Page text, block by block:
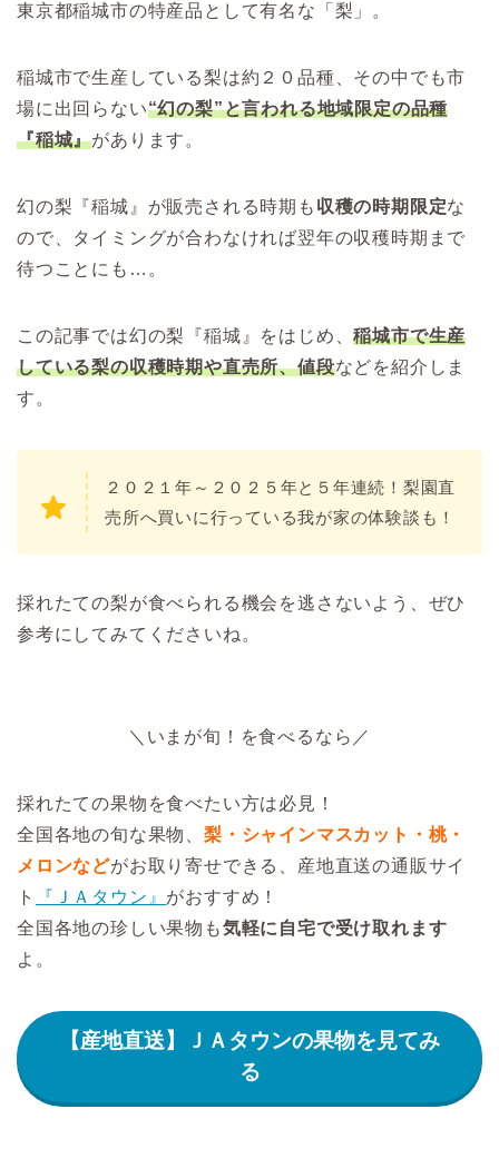
東京都稲城市の特産品として有名な「梨」。
稲城市で生産している梨は約２０品種、その中でも市
場に出回らない“幻の梨”と言われる地域限定の品種
『稲城』があります。
幻の梨『稲城』が販売される時期も 収穫の時期限定な
ので、タイミングが合わなければ翌年の収穫時期まで
待つことにも…。
この記事では幻の梨『稲城』をはじめ、稲城市で生産
している梨の収穫時期や直売所、値段などを紹介しま
す。
２０２１年～２０２５年と５年連続！梨園直
売所へ買いに行っている我が家の体験談も！
採れたての梨が食べられる機会を逃さないよう、ぜひ
参考にしてみてくださいね。
＼いまが旬！を食べるなら／
採れたての果物を食べたい方は必見！
全国各地の旬な果物、 梨・シャインマスカット・桃・
メロンなどがお取り寄せできる、産地直送の通販サイ
ト
『ＪＡタウン』 がおすすめ！
全国各地の珍しい果物も気軽に自宅で受け取れます
よ。
【産地直送】ＪＡタウンの果物を見てみ
る